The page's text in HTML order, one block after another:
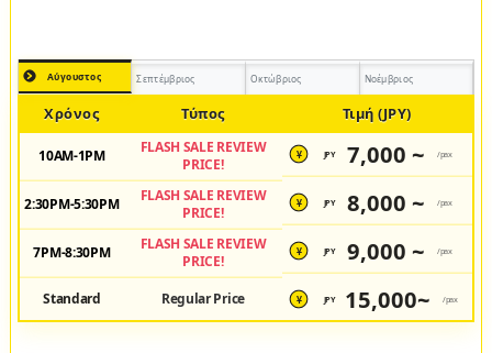
Αύγουστος Σεπτέμβριος Οκτώβριος Νοέμβριος
Χρόνος Τύπος Τιμή (JPY)
10AM-1PM
FLASH SALE REVIEW
PRICE!
¥ JPY 7,000 ~ /pax
2:30PM-5:30PM
FLASH SALE REVIEW
PRICE!
¥ JPY 8,000 ~ /pax
7PM-8:30PM
FLASH SALE REVIEW
PRICE!
¥ JPY 9,000 ~ /pax
Standard Regular Price ¥ JPY 15,000~ /pax